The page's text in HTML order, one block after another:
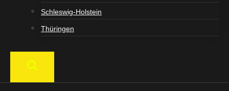
Schleswig-Holstein
Thüringen